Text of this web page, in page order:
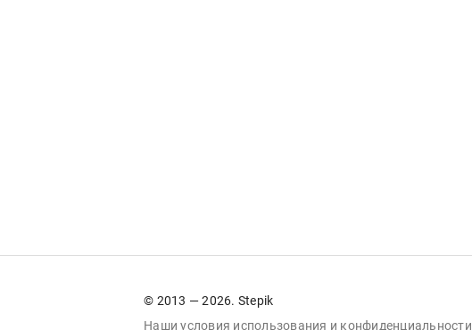
© 2013 — 2026. Stepik
Наши условия использования и конфиденциальности